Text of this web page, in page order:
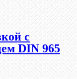
с
DIN 965